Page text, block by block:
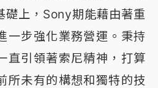
礎上，Sony期能藉由著重
一步強化業務營運。秉持
直引領著索尼精神，打算
所未有的構想和獨特的技